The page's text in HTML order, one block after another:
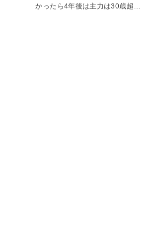
かったら4年後は主力は30歳超…